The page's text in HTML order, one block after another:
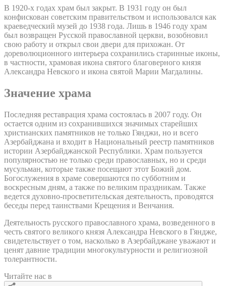
В 1920-х годах храм был закрыт. В 1931 году он был
конфискован советским правительством и использовался как
краеведческий музей до 1938 года. Лишь в 1946 году храм
был возвращен Русской православной церкви, возобновил
свою работу и открыл свои двери для прихожан. От
дореволюционного интерьера сохранились старинные иконы,
в частности, храмовая икона святого благоверного князя
Александра Невского и икона святой Марии Магдалины.
Значение храма
Последняя реставрация храма состоялась в 2007 году. Он
остается одним из сохранившихся значимых старейших
христианских памятников не только Гянджи, но и всего
Азербайджана и входит в Национальный реестр памятников
истории Азербайджанской Республики. Храм пользуется
популярностью не только среди православных, но и среди
мусульман, которые также посещают этот Божий дом.
Богослужения в храме совершаются по субботним и
воскресным дням, а также по великим праздникам. Также
ведется духовно-просветительская деятельность, проводятся
беседы перед таинствами Крещения и Венчания.
Деятельность русского православного храма, возведенного в
честь святого великого князя Александра Невского в Гяндже,
свидетельствует о том, насколько в Азербайджане уважают и
ценят давние традиции многокультурности и религиозной
толерантности.
Читайте нас в